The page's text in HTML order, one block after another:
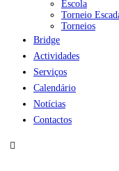
Escola
Torneio
Torneios
Bridge
Actividades
Serviços
Calendário
Notícias
Contactos